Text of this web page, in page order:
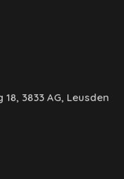
3833 AG, Leusden